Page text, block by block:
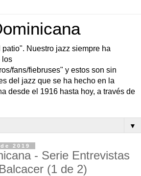
Nuestro jazz siempre ha
los
fans/fiebruses" y estos son sin
del jazz que se ha hecho en la
desde el 1916 hasta hoy, a través de
▼
2019
- Serie Entrevistas
(1 de 2)